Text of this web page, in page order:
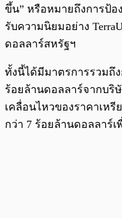
ขึ้น” หรือหมายถึงการป้อ
รับความนิยมอย่าง
ดอลลาร์สหรัฐฯ
ทั้งนี้ได้มีมาตรการรวมถึ
ร้อยล้านดอลลาร์จากบริ
เคลื่อนไหวของราคาเห
กว่า 7 ร้อยล้านดอลลาร์